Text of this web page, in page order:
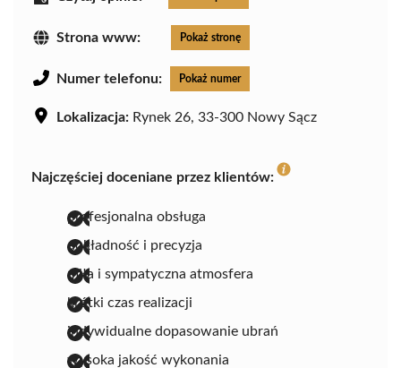
Strona www: Pokaż stronę
Numer telefonu: Pokaż numer
Lokalizacja: Rynek 26, 33-300 Nowy Sącz
Najczęściej doceniane przez klientów:
profesjonalna obsługa
dokładność i precyzja
miła i sympatyczna atmosfera
krótki czas realizacji
indywidualne dopasowanie ubrań
wysoka jakość wykonania